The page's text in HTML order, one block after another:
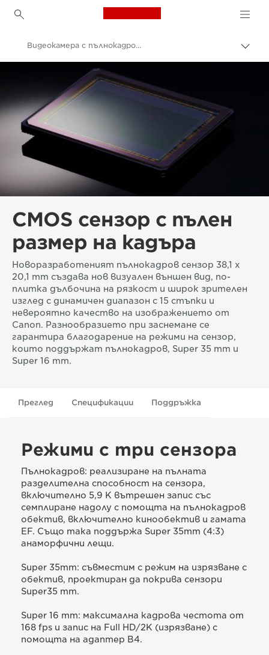
Canon Logo, back to
на
Видеокамери и записващи видеокамери
Видеокамера с пълнокадров CMOS сензор
CMOS сензор с пълен
размер на кадъра
Новоразработеният пълнокадров сензор 38,1 x
20,1 mm създава нов визуален външен вид, по-
плитка дълбочина на рязкост и широк зрителен
изглед с динамичен диапазон с 15 стъпки и
невероятно качество на изображението от
Canon. Разнообразието при заснемане се
гарантира благодарение на режими на сензор,
които поддържат пълнокадров, Super 35 mm и
Super 16 mm.
Преглед Спецификации Поддръжка
Режими с три сензора
Пълнокадров: реализиране на пълната
разделителна способност на сензора,
включително 5,9 K вътрешен запис със
семплиране надолу с помощта на пълнокадров
обектив, включително кинообектив и гамата
EF. Също така поддържа Super 35mm (4:3)
анаморфични лещи.
Super 35mm: съвместим с режим на изрязване с
обектив, проектиран да покрива сензори
Super35 mm.
Super 16 mm: максимална кадрова честота от
168 fps и запис на Full HD/2K (изрязване) с
помощта на адаптер B4.